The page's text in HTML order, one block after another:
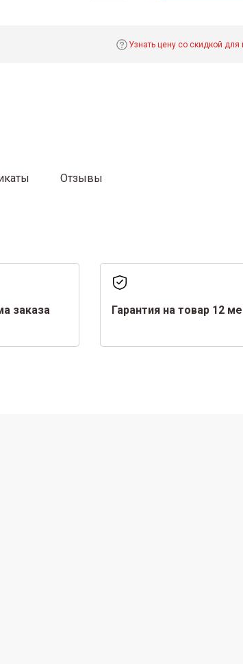
Узнать цену со скидкой
Отзывы
заказа
Гарантия на товар 12